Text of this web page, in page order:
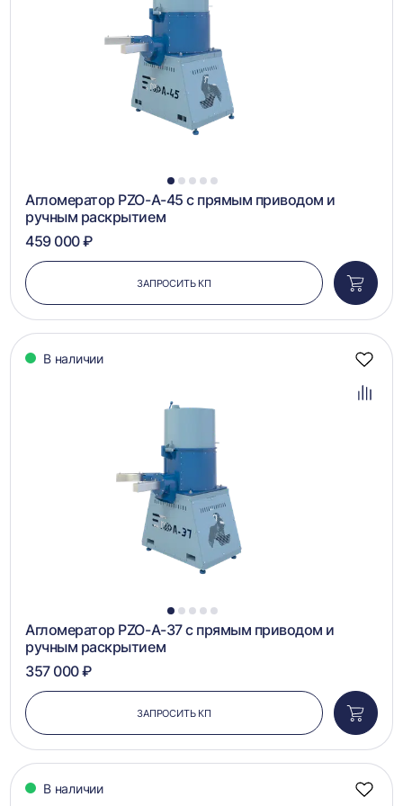
1 2 3 4 5
Агломератор PZO-А-45 с прямым приводом и
ручным раскрытием
459 000 ₽
ЗАПРОСИТЬ КП
в
В наличии
1 2 3 4 5
Агломератор PZO-А-37 с прямым приводом и
ручным раскрытием
357 000 ₽
ЗАПРОСИТЬ КП
в
В наличии